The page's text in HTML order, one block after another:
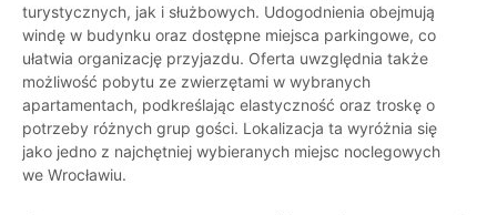
turystycznych, jak i służbowych. Udogodnienia obejmują
windę w budynku oraz dostępne miejsca parkingowe, co
ułatwia organizację przyjazdu. Oferta uwzględnia także
możliwość pobytu ze zwierzętami w wybranych
apartamentach, podkreślając elastyczność oraz troskę o
potrzeby różnych grup gości. Lokalizacja ta wyróżnia się
jako jedno z najchętniej wybieranych miejsc noclegowych
we Wrocławiu.